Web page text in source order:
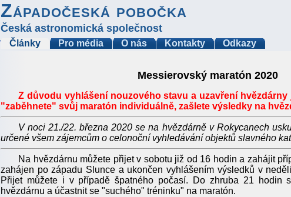
Západočeská pobočka
Česká astronomická společnost
Články Pro média O nás Kontakty Odkazy
Messierovský maratón 2020
Z důvodu vyhlášení nouzového stavu a uzavření
"zaběhnete" svůj maratón individuálně, zašlete výsledky na
V noci 21./22. března 2020 se na hvězdárně v Rokycanech
určené všem zájemcům o celonoční vyhledávání objektů slavného
Na hvězdárnu můžete přijet v sobotu již od 16 hodin a zahájit
zahájen po západu Slunce a ukončen vyhlášením výsledků v
Přijet můžete i v případě špatného počasí. Do zhruba 21 hodin
hvězdárnu a účastnit se "suchého" tréninku" na maratón.